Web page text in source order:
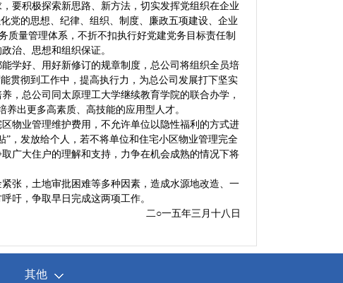
积极探索新思路、新方法，切实发挥党组织在企业
党的思想、纪律、组织、制度、廉政五项建设、企业
质量管理体系，不折不扣执行好党建党务目标责任制
治、思想和组织保证。
好、用好新修订的规章制度，总公司将组织全员培
贯彻到工作中，提高执行力，为总公司发展打下坚实
，总公司同太原理工大学继续教育学院的联合办学，
出更多高素质、高技能的应用型人才。
业管理维护费用，不允许单位以隐性福利的方式进
，发放给个人，若不将单位和住宅小区物业管理完全
广大住户的理解和支持，力争在机会成熟的情况下将
，土地审批困难等多种因素，造成水源地改造、一
吁，争取早日完成这两项工作。
二○一五年三月十八日
其他